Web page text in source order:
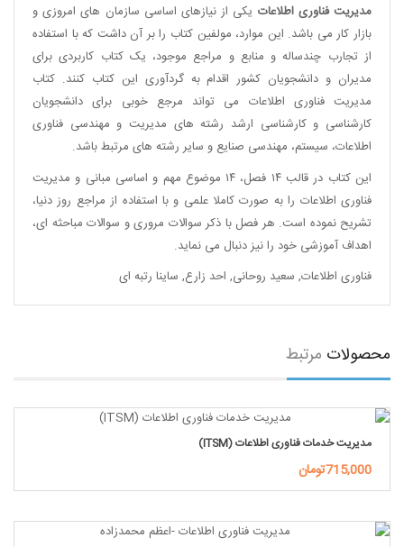
مدیریت فناوری اطلاعات یکی از نیازهای اساسی سازمان های امروزی و
بازار کار می باشد. این موارد، مولفین کتاب را بر آن داشت که با استفاده
از تجارب چندساله و منابع و مراجع موجود، یک کتاب کاربردی برای
مدیران و دانشجویان کشور اقدام به گردآوری این کتاب کنند. کتاب
مدیریت فناوری اطلاعات می تواند مرجع خوبی برای دانشجویان
کارشناسی و کارشناسی ارشد رشته های مدیریت و مهندسی فناوری
اطلاعات، سیستم، مهندسی صنایع و سایر رشته های مرتبط باشد.
این کتاب در قالب ۱۴ فصل، ۱۴ موضوع مهم و اساسی مبانی و مدیریت
فناوری اطلاعات را به صورت کاملا علمی و با استفاده از مراجع روز دنیا،
تشریح نموده است. هر فصل با ذکر سوالات مروری و سوالات مباحثه ای،
اهداف آموزشی خود را نیز دنبال می نماید.
فناوری اطلاعات, سعید روحانی, احد زارع, ساینا رتبه ای
محصولات مرتبط
مدیریت خدمات فناوری اطلاعات (ITSM)
715,000تومان